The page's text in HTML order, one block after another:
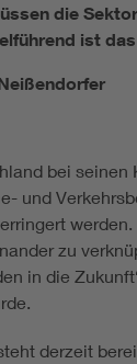
die
ist
bei seinen
und
zu
in die
derzeit